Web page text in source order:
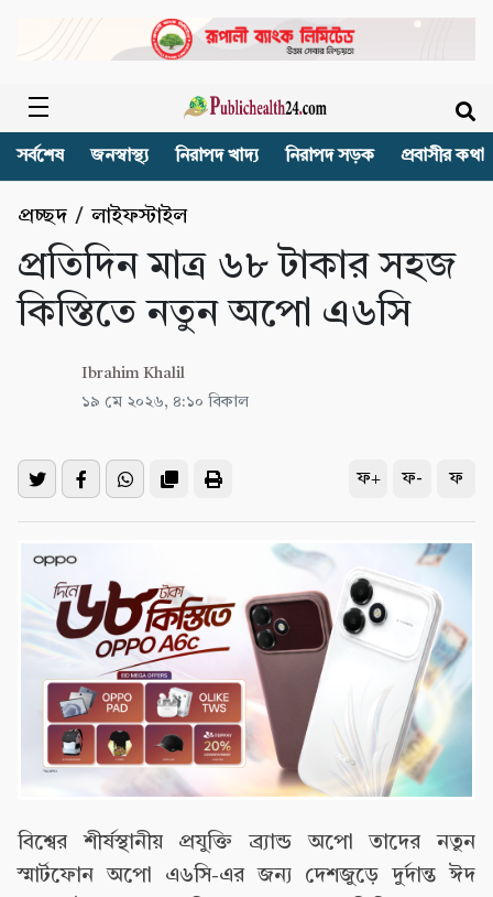
সর্বশেষ জনস্বাস্থ্য নিরাপদ খাদ্য নিরাপদ সড়ক প্রবাসীর কথা
প্রচ্ছদ /লাইফস্টাইল
প্রতিদিন মাত্র ৬৮ টাকার সহজ
কিস্তিতে নতুন অপো এ৬সি
Ibrahim Khalil
১৯ মে ২০২৬, ৪:১০ বিকাল
ফ+ ফ- ফ
বিশ্বের শীর্ষস্থানীয় প্রযুক্তি ব্র্যান্ড অপো তাদের নতুন
স্মার্টফোন অপো এ৬সি-এর জন্য দেশজুড়ে দুর্দান্ত ঈদ